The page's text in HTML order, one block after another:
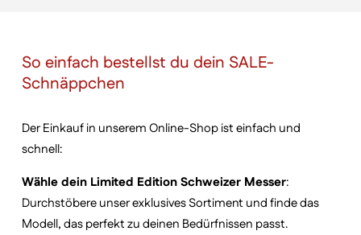
So einfach bestellst du dein SALE-
Schnäppchen
Der Einkauf in unserem Online-Shop ist einfach und
schnell:
Wähle dein Limited Edition Schweizer Messer:
Durchstöbere unser exklusives Sortiment und finde das
Modell, das perfekt zu deinen Bedürfnissen passt.